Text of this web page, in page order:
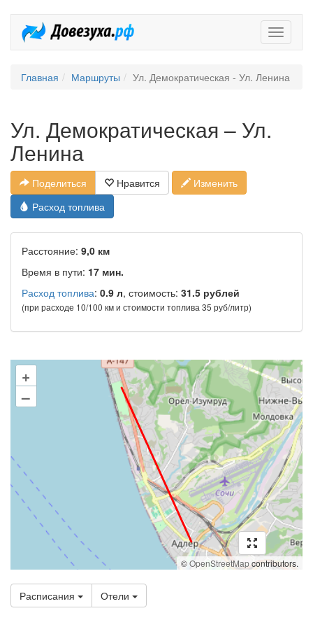
Главная Маршруты Ул. Демократическая - Ул. Ленина
Ул. Демократическая – Ул.
Ленина
Поделиться Нравится
Изменить
Расход топлива
Расстояние: 9,0 км
Время в пути: 17 мин.
Расход топлива: 0.9 л, стоимость: 31.5 рублей
(при расходе 10/100 км и стоимости топлива 35 руб/литр)
+
–
©OpenStreetMapcontributors.
Расписания Отели